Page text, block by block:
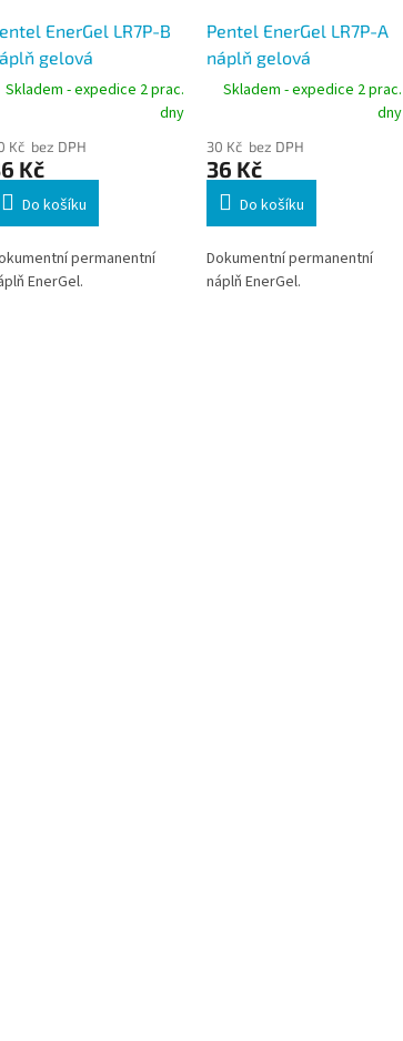
EnerGel LR7P-B
gelová
permanent červená
Skladem - expedice 2 prac.
dny
Kč bez DPH
Kč
Do košíku
permanentní
EnerGel.
Pentel EnerGel LR7P-A
náplň gelová
permanent černá
Skladem - expedice 2 prac.
dny
30 Kč bez DPH
36 Kč
Do košíku
Dokumentní permanentní
náplň EnerGel.